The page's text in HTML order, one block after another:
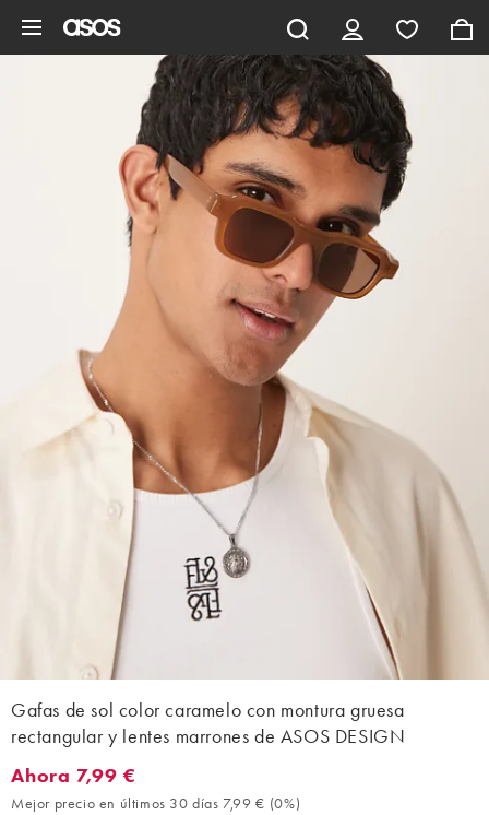
Gafas de sol color caramelo con montura gruesa
rectangular y lentes marrones de ASOS DESIGN
Ahora 7,99 €. Mejor precio en últimos 30 días 7,99 € (0%).
Ahora 7,99 €
Mejor precio en últimos 30 días 7,99 € (0%)